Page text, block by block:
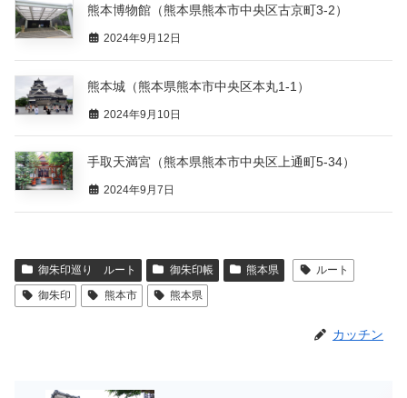
熊本博物館（熊本県熊本市中央区古京町3-2）
2024年9月12日
熊本城（熊本県熊本市中央区本丸1-1）
2024年9月10日
手取天満宮（熊本県熊本市中央区上通町5-34）
2024年9月7日
御朱印巡り ルート 御朱印帳 熊本県
ルート
御朱印
熊本市 熊本県
カッチン